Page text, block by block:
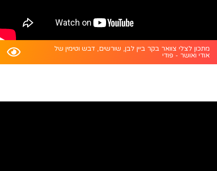
מתכון לצלי צוואר בקר ביין לבן, שורשים, דבש וטימין של
אודי ואושר - פודי